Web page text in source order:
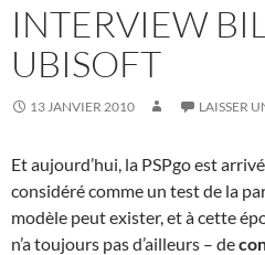
INTERVIEW
UBISOFT
13 JANVIER 2010 LAISSER
Et aujourd’hui, la PSPgo est
considéré comme un test de la
modèle peut exister, et à cette
n’a toujours pas d’ailleurs – de